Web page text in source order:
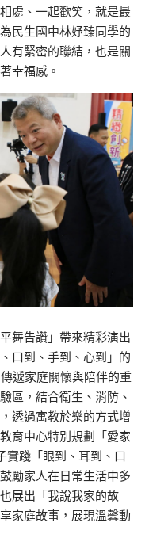
處、一起歡笑，就是最
民生國中林妤臻同學的
有緊密的聯結，也是關
幸福感。
舞告讚 」帶來精彩演出
、口到、手到、心到」的
遞家庭關懷與陪伴的重
區，結合衛生、消防、
透過寓教於樂的方式增
育中心特別規劃「愛家
實踐「眼到、 耳到 、口
勵家人在日常生活中多
展出「我說我家的故
家庭故事，展現溫馨動